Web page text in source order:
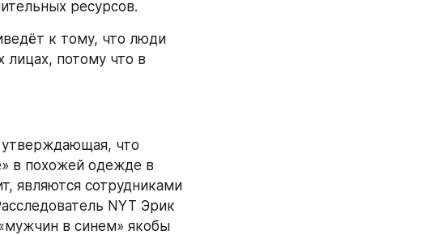
ресурсов.
к тому, что люди
лицах, потому что в
утверждающая, что
в похожей одежде в
являются сотрудниками
NYT Эрик
в синем» якобы